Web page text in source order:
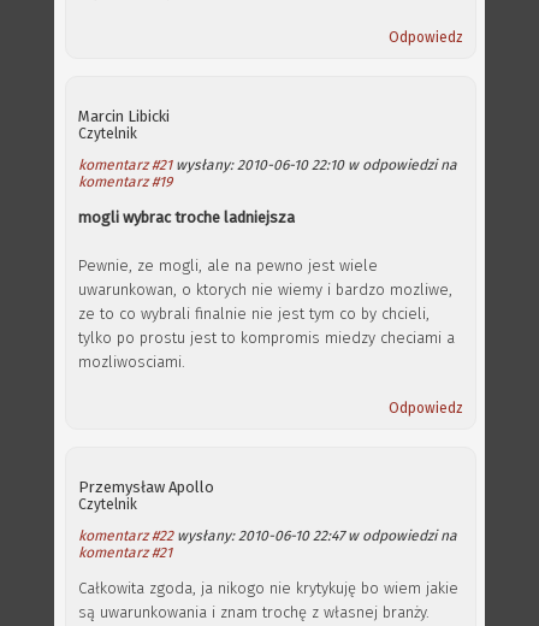
Odpowiedz
Marcin Libicki
Czytelnik
komentarz #21wysłany: 2010-06-10 22:10 w odpowiedzi na
komentarz #19
mogli wybrac troche ladniejsza
Pewnie, ze mogli, ale na pewno jest wiele
uwarunkowan, o ktorych nie wiemy i bardzo mozliwe,
ze to co wybrali finalnie nie jest tym co by chcieli,
tylko po prostu jest to kompromis miedzy checiami a
mozliwosciami.
Odpowiedz
Przemysław Apollo
Czytelnik
komentarz #22wysłany: 2010-06-10 22:47 w odpowiedzi na
komentarz #21
Całkowita zgoda, ja nikogo nie krytykuję bo wiem jakie
są uwarunkowania i znam trochę z własnej branży.